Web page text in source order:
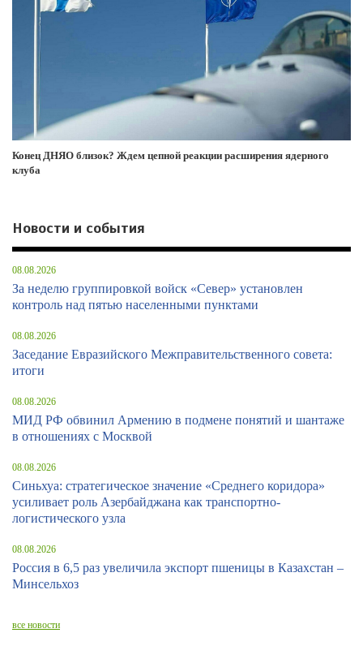
Конец ДНЯО близок? Ждем цепной реакции расширения ядерного
клуба
Новости и события
08.08.2026
За неделю группировкой войск «Север» установлен
контроль над пятью населенными пунктами
08.08.2026
Заседание Евразийского Межправительственного совета:
итоги
08.08.2026
МИД РФ обвинил Армению в подмене понятий и шантаже
в отношениях с Москвой
08.08.2026
Синьхуа: стратегическое значение «Среднего коридора»
усиливает роль Азербайджана как транспортно-
логистического узла
08.08.2026
Россия в 6,5 раз увеличила экспорт пшеницы в Казахстан –
Минсельхоз
все новости